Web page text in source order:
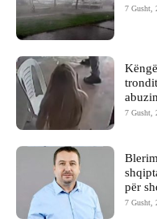
7 Gusht,
7 Gusht,
për
7 Gusht,